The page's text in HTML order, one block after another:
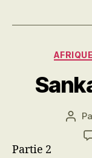
AFRIQUE
Partie 2